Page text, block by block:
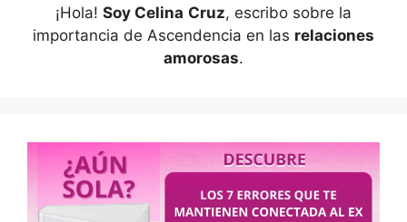
¡Hola! Soy Celina Cruz, escribo sobre la
importancia de Ascendencia en las relaciones
amorosas.